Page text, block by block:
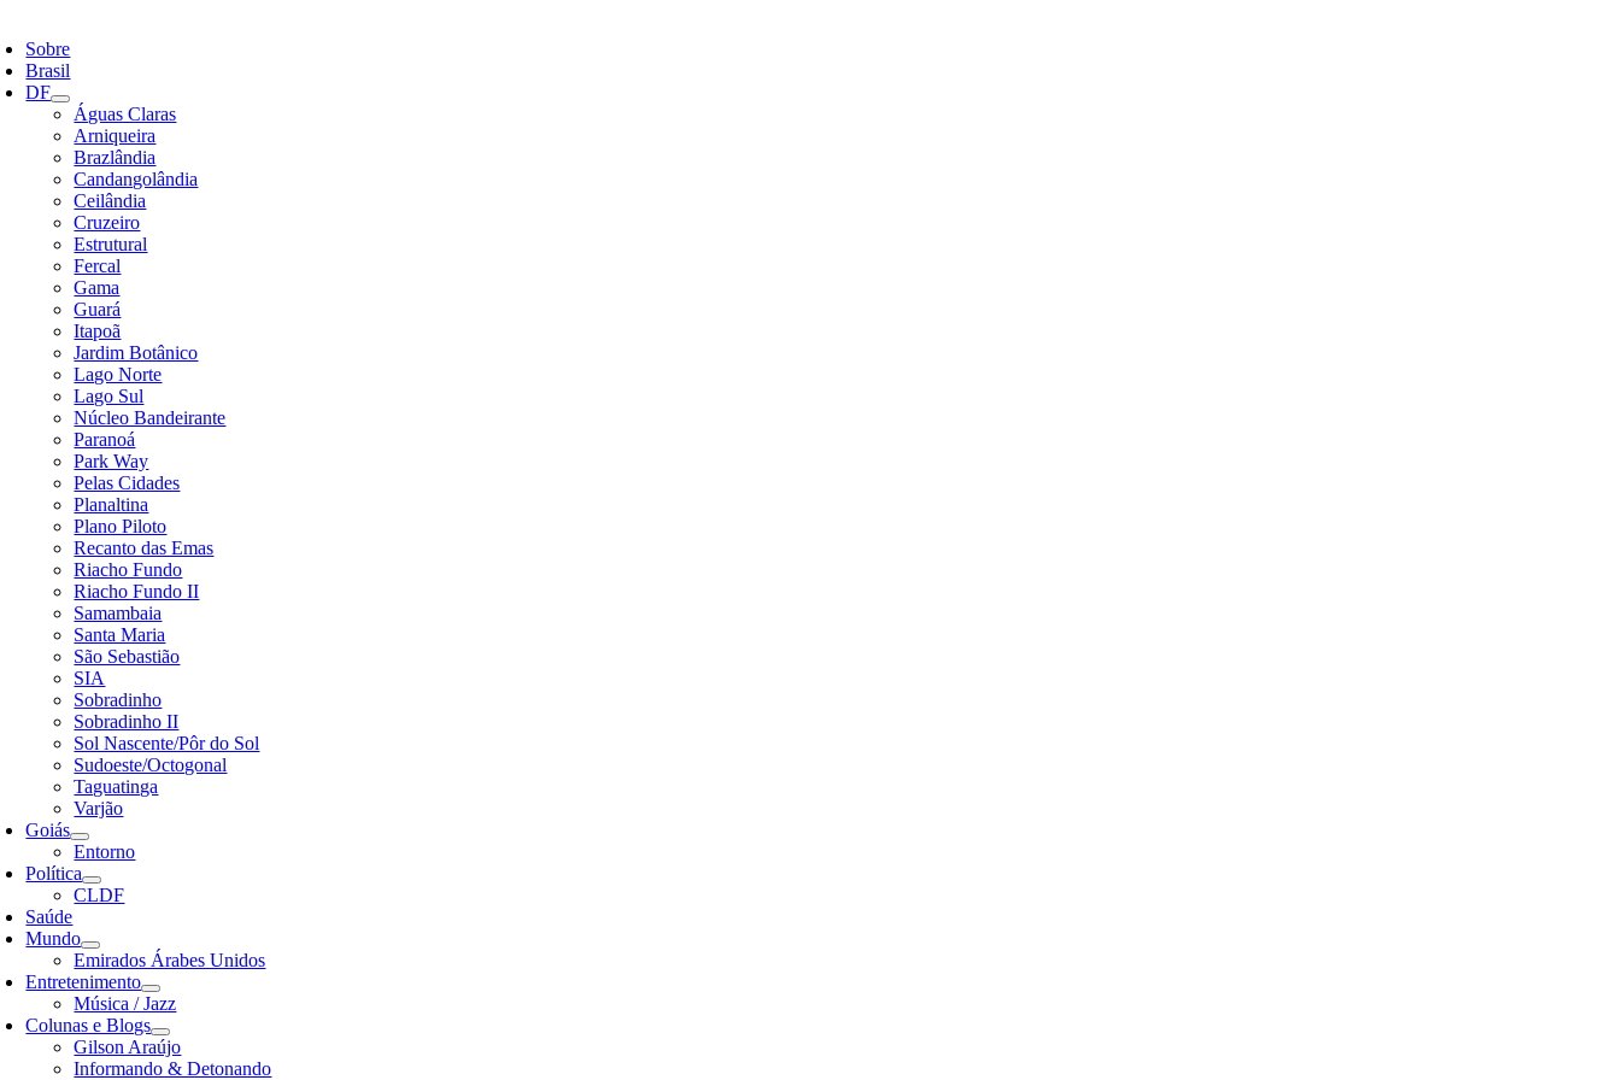
Sobre
Brasil
DF
Águas Claras
Arniqueira
Brazlândia
Candangolândia
Ceilândia
Cruzeiro
Estrutural
Fercal
Gama
Guará
Itapoã
Jardim Botânico
Lago Norte
Lago Sul
Núcleo Bandeirante
Paranoá
Park Way
Pelas Cidades
Planaltina
Plano Piloto
Recanto das Emas
Riacho Fundo
Riacho Fundo II
Samambaia
Santa Maria
São Sebastião
SIA
Sobradinho
Sobradinho II
Sol Nascente/Pôr do Sol
Sudoeste/Octogonal
Taguatinga
Varjão
Goiás
Entorno
Política
CLDF
Saúde
Mundo
Emirados Árabes Unidos
Entretenimento
Música / Jazz
Colunas e Blogs
Gilson Araújo
Informando & Detonando